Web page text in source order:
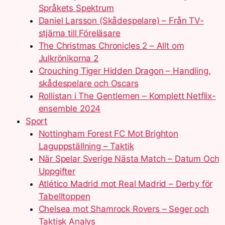
Språkets Spektrum
Daniel Larsson (Skådespelare) – Från TV-
stjärna till Föreläsare
The Christmas Chronicles 2 – Allt om
Julkrönikorna 2
Crouching Tiger Hidden Dragon – Handling,
skådespelare och Oscars
Rollistan i The Gentlemen – Komplett Netflix-
ensemble 2024
Sport
Nottingham Forest FC Mot Brighton
Laguppställning – Taktik
När Spelar Sverige Nästa Match – Datum Och
Uppgifter
Atlético Madrid mot Real Madrid – Derby för
Tabelltoppen
Chelsea mot Shamrock Rovers – Seger och
Taktisk Analys